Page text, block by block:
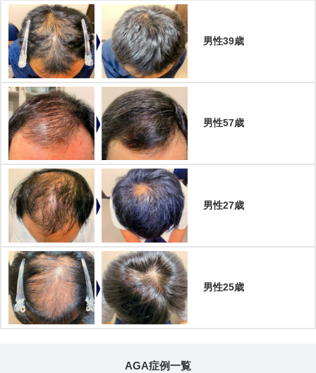
男性39歳
男性57歳
男性27歳
男性25歳
AGA症例一覧